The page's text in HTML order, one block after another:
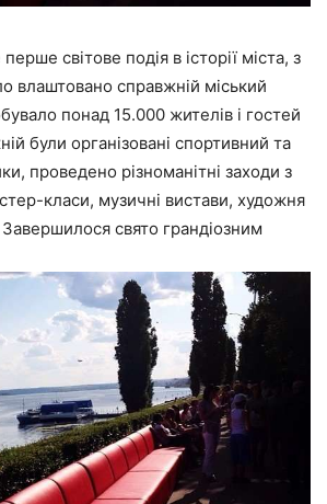
світове подія в історії міста, з
влаштовано справжній міський
понад 15.000 жителів і гостей
були організовані спортивний та
проведено різноманітні заходи з
класи, музичні вистави, художня
свято грандіозним